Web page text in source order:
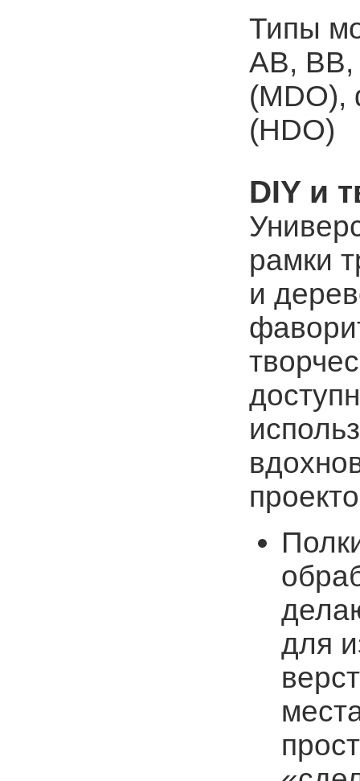
Типы
AB,
(MDO),
(HDO)
DIY и
рамки
и
для